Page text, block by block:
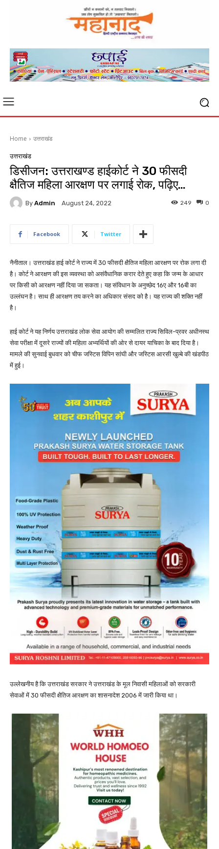
Home उत्तराखंड
उत्तराखंड
डिसीजन: उत्तराखण्ड हाईकोर्ट ने 30 फीसदी
क्षैतिज महिला आरक्षण पर लगाई रोक, पढ़िए…
By Admin August 24, 2022 0
249
Facebook Twitter
नैनीताल। उत्तराखंड हाई कोर्ट ने राज्य में 30 फीसदी क्षैतिज महिला आरक्षण पर रोक लगा दी
है। कोर्ट ने आरक्षण की इस व्यवस्था को असंवैधानिक करार देते हुए कहा कि जन्म के आधार
पर किसी को आरक्षण नहीं दिया जा सकता। यह संविधान के अनुच्छेद 16ए और 16बी का
उल्लंघन है। साथ ही आरक्षण तय करने का अधिकार संसद को है। यह राज्य की शक्ति नहीं
है।
हाई कोर्ट ने यह निर्णय उत्तराखंड लोक सेवा आयोग की सम्मलित राज्य सिविल-प्रवर अधीनस्थ
सेवा परीक्षा में दूसरे राज्यों की महिला अभ्यर्थियों की ओर से दायर याचिका के बाद दिया है।
मामले की सुनवाई बुधवार को चीफ जस्टिस विपिन सांघी और जस्टिस आरसी खुल्बे की खंडपीठ
में हुई।
उल्लेखनीय है कि उत्तराखंड सरकार ने उत्तराखंड के मूल निवासी महिलाओं को सरकारी
सेवाओं में 30 फीसदी क्षैतिज आरक्षण का शासनादेश 2006 में जारी किया था।